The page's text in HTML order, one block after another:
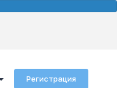
Регистрация